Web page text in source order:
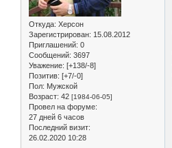
Откуда: Херсон
Зарегистрирован: 15.08.2012
Приглашений: 0
Сообщений: 3697
Уважение: [+138/-8]
Позитив: [+7/-0]
Пол: Мужской
Возраст: 42 [1984-06-05]
Провел на форуме:
27 дней 6 часов
Последний визит:
26.02.2020 10:28